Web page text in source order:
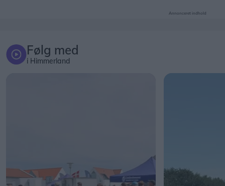
Annonceret indhold
Følg med
i Himmerland